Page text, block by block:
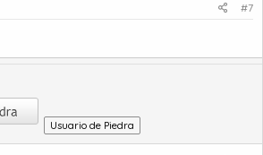
#7
Usuario de Piedra